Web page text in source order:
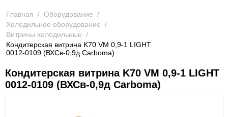
Главная / Оборудование /
Холодильное оборудование /
Витрины холодильные /
Кондитерская витрина K70 VM 0,9-1 LIGHT
0012-0109 (ВХСв-0,9д Carboma)
Кондитерская витрина K70 VM 0,9-1 LIGHT
0012-0109 (ВХСв-0,9д Carboma)